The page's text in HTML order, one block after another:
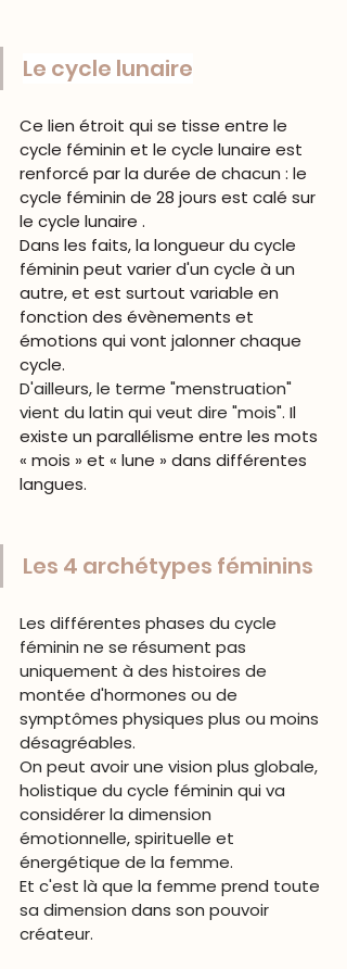
Le cycle lunaire
Ce lien étroit qui se tisse entre le
cycle féminin et le cycle lunaire est
renforcé par la durée de chacun : le
cycle féminin de 28 jours est calé sur
le cycle lunaire .
Dans les faits, la longueur du cycle
féminin peut varier d'un cycle à un
autre, et est surtout variable en
fonction des évènements et
émotions qui vont jalonner chaque
cycle.
D'ailleurs, le terme "menstruation"
vient du latin qui veut dire "mois". Il
existe un parallélisme entre les mots
« mois » et « lune » dans différentes
langues.
Les 4 archétypes féminins
Les différentes phases du cycle
féminin ne se résument pas
uniquement à des histoires de
montée d'hormones ou de
symptômes physiques plus ou moins
désagréables.
On peut avoir une vision plus globale,
holistique du cycle féminin qui va
considérer la dimension
émotionnelle, spirituelle et
énergétique de la femme.
Et c'est là que la femme prend toute
sa dimension dans son pouvoir
créateur.